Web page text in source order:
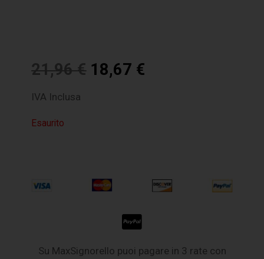
21,96€ 18,67 €
IVA Inclusa
Esaurito
Su MaxSignorello puoi pagare in 3 rate con